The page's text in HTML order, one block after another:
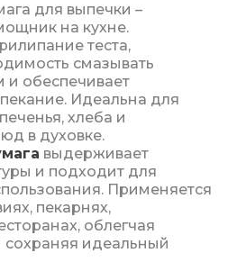
для выпечки –
на кухне.
теста,
смазывать
и обеспечивает
Идеальна для
хлеба и
в духовке.
выдерживает
и подходит для
Применяется
пекарнях,
облегчая
сохраняя идеальный